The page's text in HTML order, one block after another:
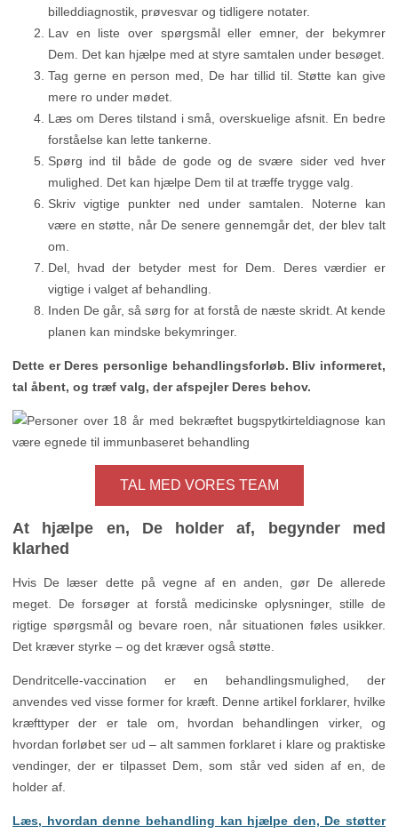
billeddiagnostik, prøvesvar og tidligere notater.
Lav en liste over spørgsmål eller emner, der bekymrer
Dem. Det kan hjælpe med at styre samtalen under besøget.
Tag gerne en person med, De har tillid til. Støtte kan give
mere ro under mødet.
Læs om Deres tilstand i små, overskuelige afsnit. En bedre
forståelse kan lette tankerne.
Spørg ind til både de gode og de svære sider ved hver
mulighed. Det kan hjælpe Dem til at træffe trygge valg.
Skriv vigtige punkter ned under samtalen. Noterne kan
være en støtte, når De senere gennemgår det, der blev talt
om.
Del, hvad der betyder mest for Dem. Deres værdier er
vigtige i valget af behandling.
Inden De går, så sørg for at forstå de næste skridt. At kende
planen kan mindske bekymringer.
Dette er Deres personlige behandlingsforløb. Bliv informeret,
tal åbent, og træf valg, der afspejler Deres behov.
TAL MED VORES TEAM
At hjælpe en, De holder af, begynder med
klarhed
Hvis De læser dette på vegne af en anden, gør De allerede
meget. De forsøger at forstå medicinske oplysninger, stille de
rigtige spørgsmål og bevare roen, når situationen føles usikker.
Det kræver styrke – og det kræver også støtte.
Dendritcelle-vaccination er en behandlingsmulighed, der
anvendes ved visse former for kræft. Denne artikel forklarer, hvilke
kræfttyper der er tale om, hvordan behandlingen virker, og
hvordan forløbet ser ud – alt sammen forklaret i klare og praktiske
vendinger, der er tilpasset Dem, som står ved siden af en, de
holder af.
Læs, hvordan denne behandling kan hjælpe den, De støtter